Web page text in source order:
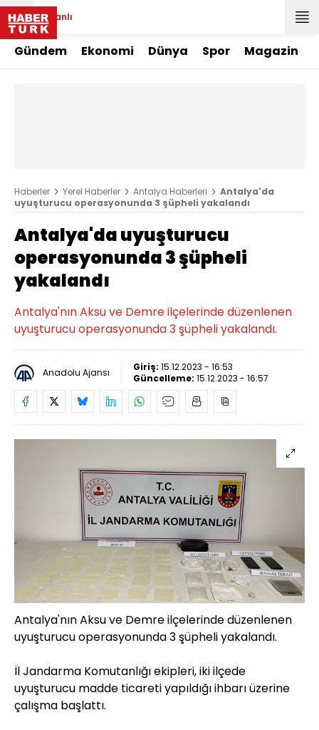
Canlı
Gündem Ekonomi Dünya Spor Magazin
Haberler Yerel Haberler Antalya Haberleri
Antalya'da
uyuşturucu operasyonunda 3 şüpheli yakalandı
Antalya'da uyuşturucu
operasyonunda 3 şüpheli
yakalandı
Antalya'nın Aksu ve Demre ilçelerinde düzenlenen
uyuşturucu operasyonunda 3 şüpheli yakalandı.
Anadolu Ajansı Giriş: 15.12.2023 - 16:53
Güncelleme: 15.12.2023 - 16:57
Antalya'nın Aksu ve Demre ilçelerinde düzenlenen
uyuşturucu operasyonunda 3 şüpheli yakalandı.
İl Jandarma Komutanlığı ekipleri, iki ilçede
uyuşturucu madde ticareti yapıldığı ihbarı üzerine
çalışma başlattı.